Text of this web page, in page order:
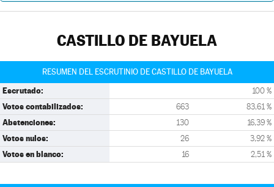
CASTILLO DE BAYUELA
RESUMEN DEL ESCRUTINIO DE CASTILLO DE BAYUELA
Escrutado: 100 %
Votos contabilizados: 663 83,61 %
Abstenciones: 130 16,39 %
Votos nulos: 26 3,92 %
Votos en blanco: 16 2,51 %